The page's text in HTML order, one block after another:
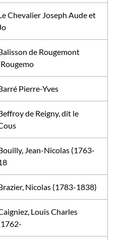
Chevalier Joseph Aude et
de Rougemont
Pierre-Yves
de Reigny, dit le
Jean-Nicolas (1763-
Nicolas (1783-1838)
Louis Charles